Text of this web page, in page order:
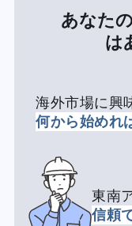
あなた
は
海外市場に興
何から始めれ
東南
信頼